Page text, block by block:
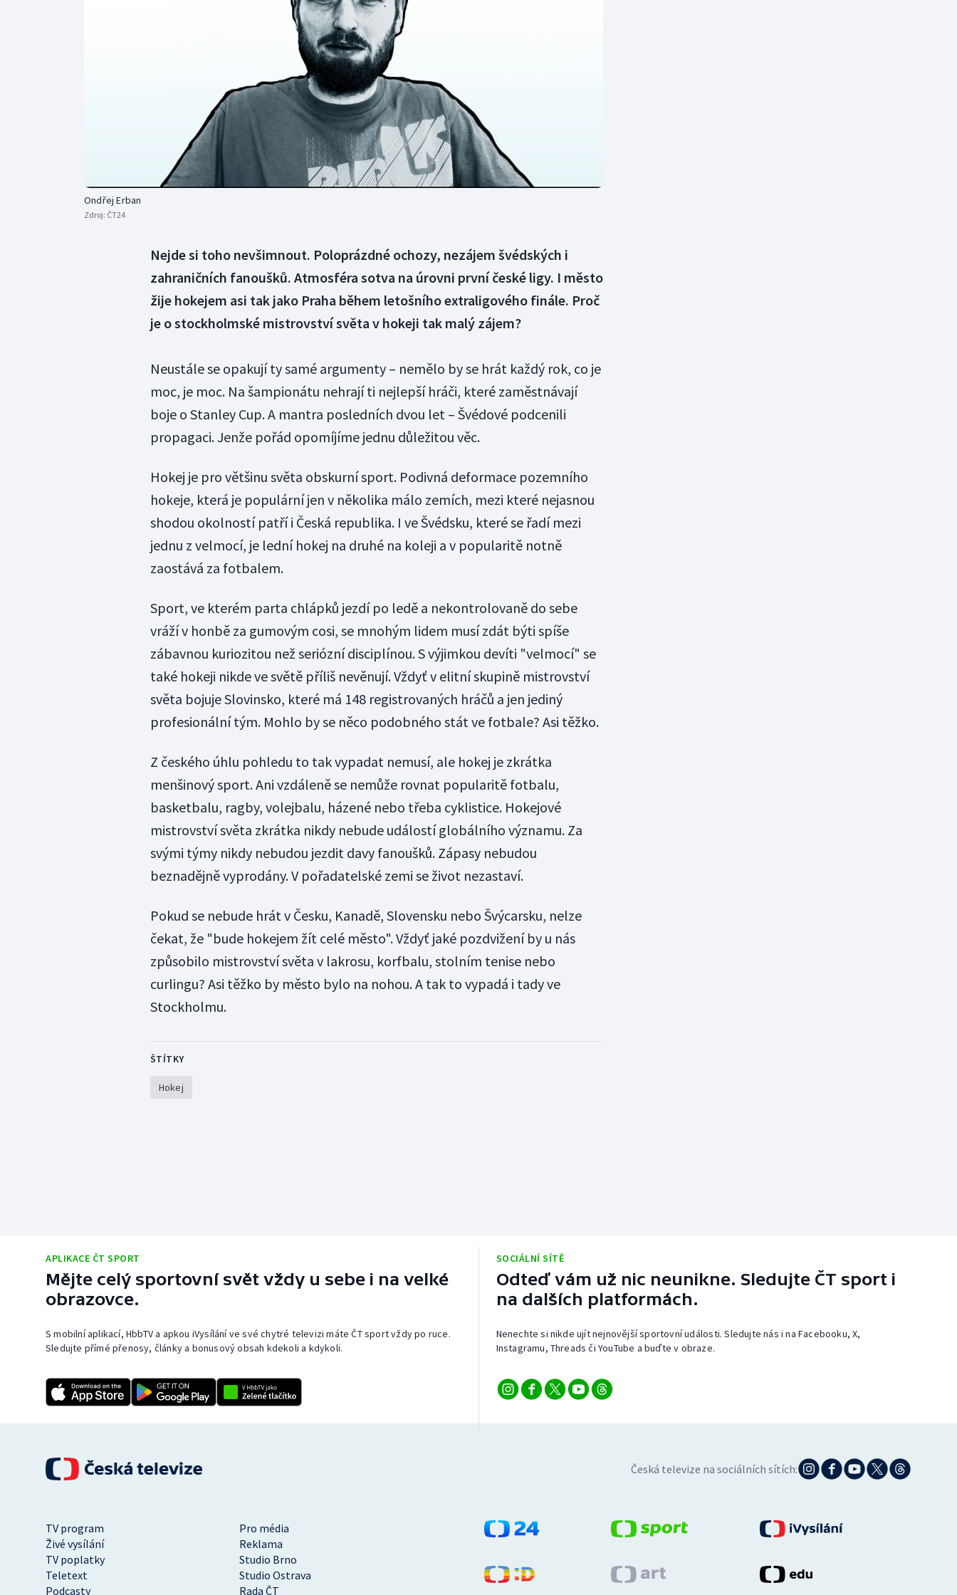
Futsal
Gymnastika
Moderní pětiboj
Motorsport
Olympijské hry
Parasport
Plavání
Plážový volejbal
Ondřej Erban
Zdroj: ČT24
Nejde si toho nevšimnout. Poloprázdné ochozy, nezájem švédských i
zahraničních fanoušků. Atmosféra sotva na úrovni první české ligy. I město
žije hokejem asi tak jako Praha během letošního extraligového finále. Proč
je o stockholmské mistrovství světa v hokeji tak malý zájem?
Neustále se opakují ty samé argumenty – nemělo by se hrát každý rok, co je
moc, je moc. Na šampionátu nehrají ti nejlepší hráči, které zaměstnávají
boje o Stanley Cup. A mantra posledních dvou let – Švédové podcenili
propagaci. Jenže pořád opomíjíme jednu důležitou věc.
Hokej je pro většinu světa obskurní sport. Podivná deformace pozemního
hokeje, která je populární jen v několika málo zemích, mezi které nejasnou
shodou okolností patří i Česká republika. I ve Švédsku, které se řadí mezi
jednu z velmocí, je lední hokej na druhé na koleji a v popularitě notně
zaostává za fotbalem.
Sport, ve kterém parta chlápků jezdí po ledě a nekontrolovaně do sebe
vráží v honbě za gumovým cosi, se mnohým lidem musí zdát býti spíše
zábavnou kuriozitou než seriózní disciplínou. S výjimkou devíti "velmocí" se
také hokeji nikde ve světě příliš nevěnují. Vždyť v elitní skupině mistrovství
světa bojuje Slovinsko, které má 148 registrovaných hráčů a jen jediný
profesionální tým. Mohlo by se něco podobného stát ve fotbale? Asi těžko.
Z českého úhlu pohledu to tak vypadat nemusí, ale hokej je zkrátka
menšinový sport. Ani vzdáleně se nemůže rovnat popularitě fotbalu,
basketbalu, ragby, volejbalu, házené nebo třeba cyklistice. Hokejové
mistrovství světa zkrátka nikdy nebude událostí globálního významu. Za
svými týmy nikdy nebudou jezdit davy fanoušků. Zápasy nebudou
beznadějně vyprodány. V pořadatelské zemi se život nezastaví.
Pokud se nebude hrát v Česku, Kanadě, Slovensku nebo Švýcarsku, nelze
čekat, že "bude hokejem žít celé město". Vždyť jaké pozdvižení by u nás
způsobilo mistrovství světa v lakrosu, korfbalu, stolním tenise nebo
curlingu? Asi těžko by město bylo na nohou. A tak to vypadá i tady ve
Stockholmu.
ŠTÍTKY
Hokej
APLIKACE ČT SPORT
Mějte celý sportovní svět vždy u sebe i na velké
obrazovce.
S mobilní aplikací, HbbTV a apkou iVysílání ve své chytré televizi máte ČT sport vždy po ruce.
Sledujte přímé přenosy, články a bonusový obsah kdekoli a kdykoli.
SOCIÁLNÍ SÍTĚ
Odteď vám už nic neunikne. Sledujte ČT sport i
na dalších platformách.
Nenechte si nikde ujít nejnovější sportovní události. Sledujte nás i na Facebooku, X,
Instagramu, Threads či YouTube a buďte v obraze.
Česká televize na sociálních sítích:
TV program
Pro média
Živé vysílání
Reklama
TV poplatky
Studio Brno
Teletext
Studio Ostrava
Podcasty
Rada ČT